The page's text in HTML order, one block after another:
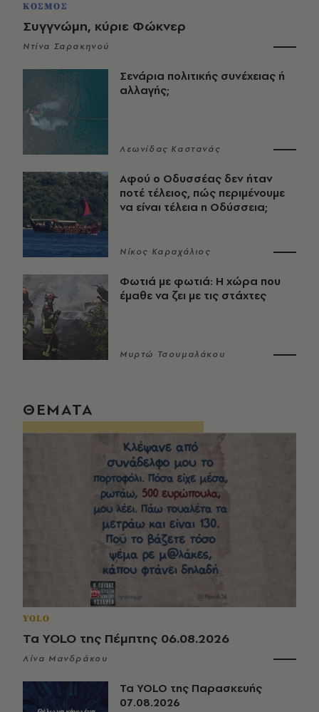
ΚΟΣΜΟΣ
Συγγνώμη, κύριε Φώκνερ
Ντίνα Σαρακηνού
Σενάρια πολιτικής συνέχειας ή
αλλαγής;
Λεωνίδας Καστανάς
Αφού ο Οδυσσέας δεν ήταν
ποτέ τέλειος, πώς περιμένουμε
να είναι τέλεια η Οδύσσεια;
Νίκος Καραχάλιος
Φωτιά με φωτιά: Η χώρα που
έμαθε να ζει με τις στάχτες
Μυρτώ Τσουμαλάκου
ΘΕΜΑΤΑ
YOLO
Τα YOLO της Πέμπτης 06.08.2026
Λίνα Μανδράκου
Τα YOLO της Παρασκευής
07.08.2026